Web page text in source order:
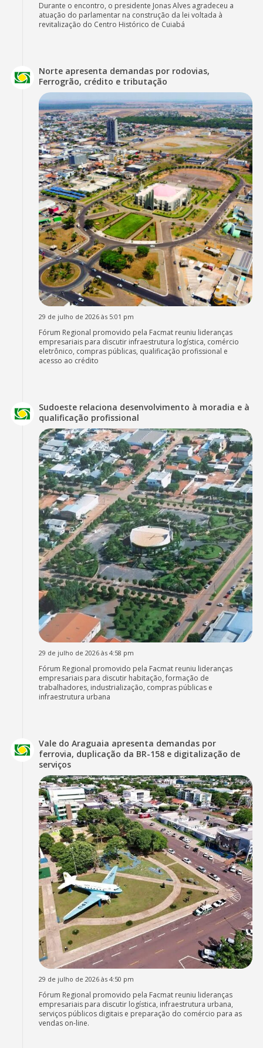
Durante o encontro, o presidente Jonas Alves agradeceu a
atuação do parlamentar na construção da lei voltada à
revitalização do Centro Histórico de Cuiabá
Norte apresenta demandas por rodovias,
Ferrogrão, crédito e tributação
29 de julho de 2026 às 5:01 pm
Fórum Regional promovido pela Facmat reuniu lideranças
empresariais para discutir infraestrutura logística, comércio
eletrônico, compras públicas, qualificação profissional e
acesso ao crédito
Sudoeste relaciona desenvolvimento à moradia e à
qualificação profissional
29 de julho de 2026 às 4:58 pm
Fórum Regional promovido pela Facmat reuniu lideranças
empresariais para discutir habitação, formação de
trabalhadores, industrialização, compras públicas e
infraestrutura urbana
Vale do Araguaia apresenta demandas por
ferrovia, duplicação da BR-158 e digitalização de
serviços
29 de julho de 2026 às 4:50 pm
Fórum Regional promovido pela Facmat reuniu lideranças
empresariais para discutir logística, infraestrutura urbana,
serviços públicos digitais e preparação do comércio para as
vendas on-line.